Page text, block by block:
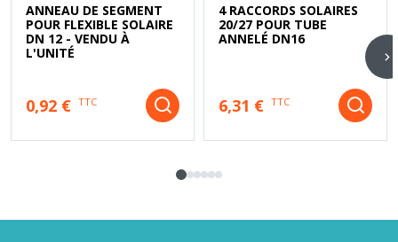
ANNEAU DE SEGMENT
POUR FLEXIBLE SOLAIRE
DN 12 - VENDU À
L'UNITÉ
0,92 € TTC
4 RACCORDS SOLAIRES
20/27 POUR TUBE
ANNELÉ DN16
6,31 € TTC